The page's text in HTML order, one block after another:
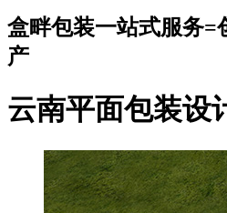
盒畔包装一站式服务=
产
云南平面包装设